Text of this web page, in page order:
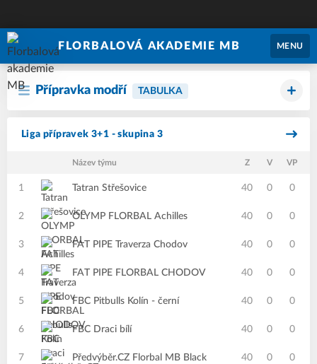
FLORBALOVÁ AKADEMIE MB MENU
Přípravka modří TABULKA
Liga přípravek 3+1 - skupina 3
Název týmu Z V VP
1 Tatran Střešovice 40 0 0
2 OLYMP FLORBAL Achilles 40 0 0
3 FAT PIPE Traverza Chodov 40 0 0
4 FAT PIPE FLORBAL CHODOV 40 0 0
5 FBC Pitbulls Kolín - černí 40 0 0
6 FBC Draci bílí 40 0 0
7 Předvýběr.CZ Florbal MB Black 40 0 0